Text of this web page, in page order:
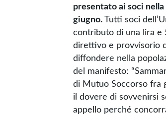
presentato ai soci nella
giugno. Tutti soci
contributo di una lira e
direttivo e provvisorio
diffondere nella
del manifesto:
di Mutuo Soccorso fra
il dovere di sovvenirsi
appello perché